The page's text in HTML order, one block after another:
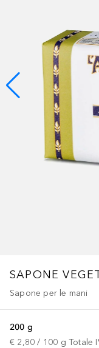
SAPONE
Sapone per le mani
200 g
€ 2,80 / 100 g Totale